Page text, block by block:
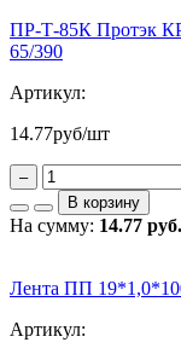
ПР-Т-85К Протэк
65/390
Артикул:
14.77руб/шт
–
В корзину
На сумму: 14.77 руб.
Лента ПП
Артикул: